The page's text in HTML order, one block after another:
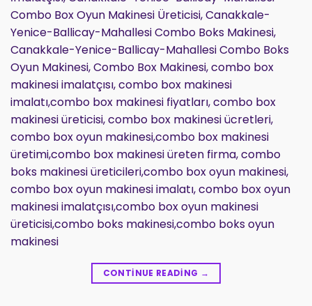
Combo Box Oyun Makinesi Üreticisi, Canakkale-
Yenice-Ballicay-Mahallesi Combo Boks Makinesi,
Canakkale-Yenice-Ballicay-Mahallesi Combo Boks
Oyun Makinesi, Combo Box Makinesi, combo box
makinesi imalatçısı, combo box makinesi
imalatı,combo box makinesi fiyatları, combo box
makinesi üreticisi, combo box makinesi ücretleri,
combo box oyun makinesi,combo box makinesi
üretimi,combo box makinesi üreten firma, combo
boks makinesi üreticileri,combo box oyun makinesi,
combo box oyun makinesi imalatı, combo box oyun
makinesi imalatçısı,combo box oyun makinesi
üreticisi,combo boks makinesi,combo boks oyun
makinesi
CONTINUE READING →